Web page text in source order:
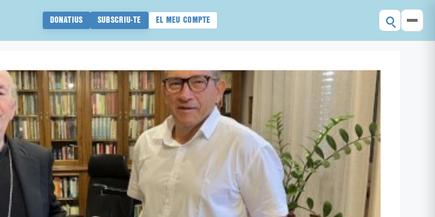
DONATIUS SUBSCRIU-TE EL MEU COMPTE